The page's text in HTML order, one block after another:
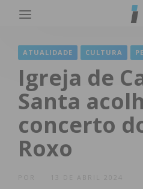
ATUALIDADE CULTURA
Igreja de
Santa
concerto
Roxo
13 DE ABRIL 2024